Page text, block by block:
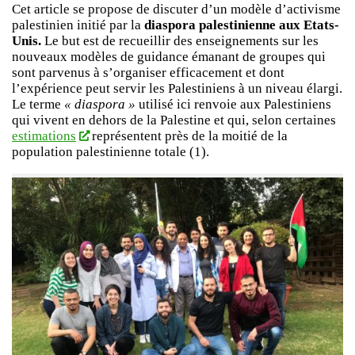
Cet article se propose de discuter d’un modèle d’activisme
palestinien initié par la diaspora palestinienne aux Etats-
Unis. Le but est de recueillir des enseignements sur les
nouveaux modèles de guidance émanant de groupes qui
sont parvenus à s’organiser efficacement et dont
l’expérience peut servir les Palestiniens à un niveau élargi.
Le terme « diaspora » utilisé ici renvoie aux Palestiniens
qui vivent en dehors de la Palestine et qui, selon certaines
estimations
représentent près de la moitié de la
population palestinienne totale (1).